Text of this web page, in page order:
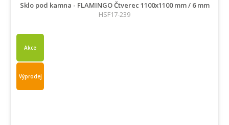
Sklo pod kamna - FLAMINGO Čtverec 1100x1100 mm / 6 mm
HSF17-239
Akce
Výprodej